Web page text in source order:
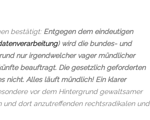
bestätigt: Entgegen dem eindeutigen
) wird die bundes- und
nur irgendwelcher vager mündlicher
beauftragt. Die gesetzlich geforderten
nicht. Alles läuft mündlich! Ein klarer
vor dem Hintergrund gewaltsamer
und dort anzutreffenden rechtsradikalen und